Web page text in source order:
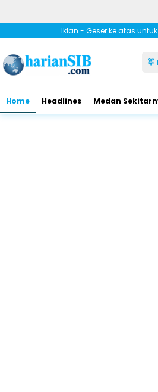
Iklan - Geser ke atas
Home Headlines Medan